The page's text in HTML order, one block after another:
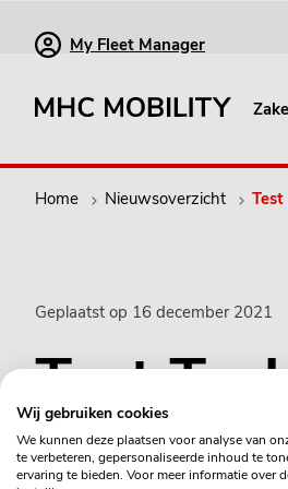
My Fleet Manager
Home Nieuwsoverzicht
Test
Geplaatst op 16 december 2021
Wij gebruiken cookies
We kunnen deze plaatsen voor analyse van
te verbeteren, gepersonaliseerde inhoud te
ervaring te bieden. Voor meer informatie over